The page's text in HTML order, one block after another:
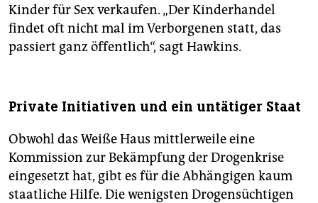
Kinder für Sex verkaufen. „Der Kinderhandel
findet oft nicht mal im Verborgenen statt, das
passiert ganz öffentlich“, sagt Hawkins.
Private Initiativen und ein untätiger Staat
Obwohl das Weiße Haus mittlerweile eine
Kommission zur Bekämpfung der Drogenkrise
eingesetzt hat, gibt es für die Abhängigen kaum
staatliche Hilfe. Die wenigsten Drogensüchtigen